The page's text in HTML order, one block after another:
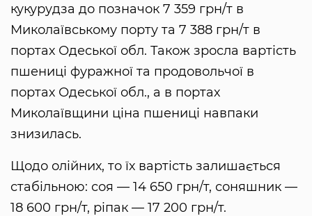
кукурудза до позначок 7 359 грн/т в
Миколаївському порту та 7 388 грн/т в
портах Одеської обл. Також зросла вартість
пшениці фуражної та продовольчої в
портах Одеської обл., а в портах
Миколаївщини ціна пшениці навпаки
знизилась.
Щодо олійних, то їх вартість залишається
стабільною: соя — 14 650 грн/т, соняшник —
18 600 грн/т, ріпак — 17 200 грн/т.